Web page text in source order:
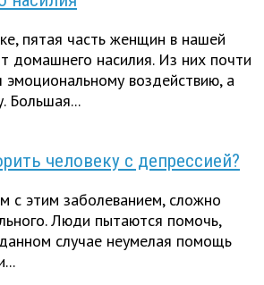
пятая часть женщин в нашей
домашнего насилия. Из них почти
эмоциональному воздействию, а
Большая...
человеку с депрессией?
с этим заболеванием, сложно
Люди пытаются помочь,
случае неумелая помощь